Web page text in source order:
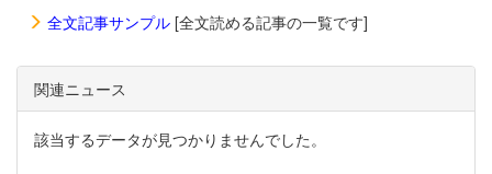
全文記事サンプル [全文読める記事の一覧です]
関連ニュース
該当するデータが見つかりませんでした。